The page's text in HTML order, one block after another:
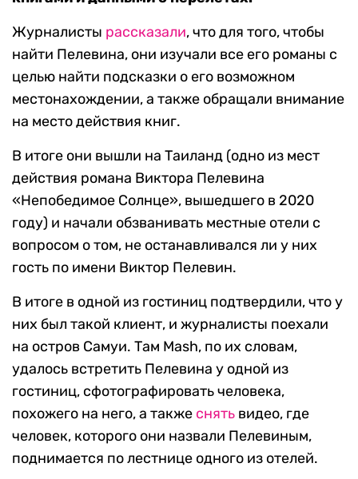
Журналисты рассказали, что для того, чтобы
найти Пелевина, они изучали все его романы с
целью найти подсказки о его возможном
местонахождении, а также обращали внимание
на место действия книг.
В итоге они вышли на Таиланд (одно из мест
действия романа Виктора Пелевина
«Непобедимое Солнце», вышедшего в 2020
году) и начали обзванивать местные отели с
вопросом о том, не останавливался ли у них
гость по имени Виктор Пелевин.
В итоге в одной из гостиниц подтвердили, что у
них был такой клиент, и журналисты поехали
на остров Самуи. Там Mash, по их словам,
удалось встретить Пелевина у одной из
гостиниц, сфотографировать человека,
похожего на него, а также снять видео, где
человек, которого они назвали Пелевиным,
поднимается по лестнице одного из отелей.